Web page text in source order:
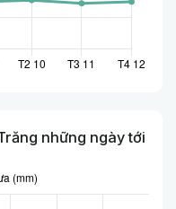
những ngày tới